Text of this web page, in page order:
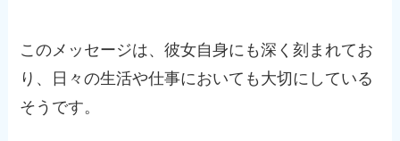
このメッセージは、彼女自身にも深く刻まれてお
り、日々の生活や仕事においても大切にしている
そうです。